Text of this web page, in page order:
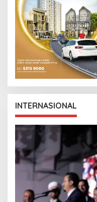
INTERNASIONAL